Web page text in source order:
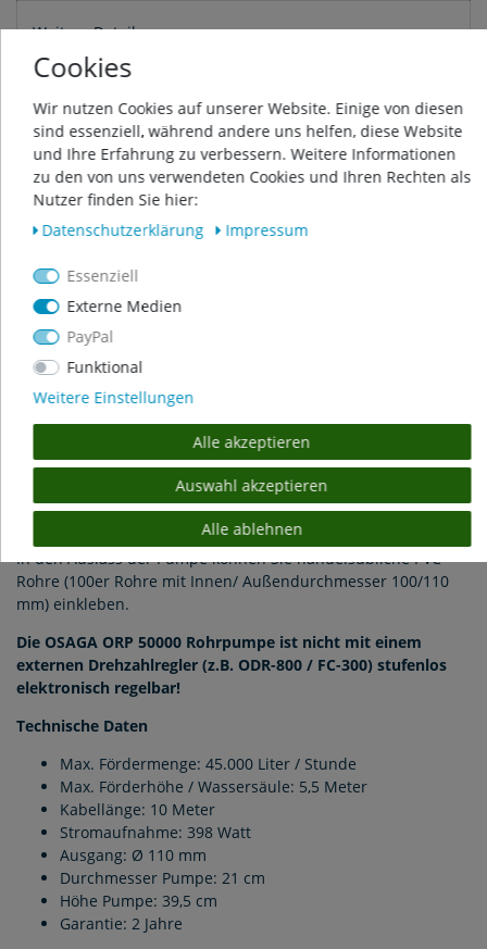
Weitere Details
Rohrpumpe OSAGA ORP 50000
Die OSAGA Rohrpumpen sind für den Einsatz in großen
Teich- und Filteranlagen, Bachläufen und Wasserfällen
Diese leistungsstarken Förderpumpen können überall
eingesetzt werden, wo über eine geringe Höhe große
Wassermengen gefördert werden müssen.
Durch den geringen Energieverbrauch sind diese
Rohrpumpen sehr effizient was das Verhältnis von Leistung
und Stromverbrauch betrifft.
Die OSAGA ORP-Rohrpumpen sind mit einem Tauchmotor
ausgestattet und da dieser immer im Wasser liegt ist eine
optimale Kühlung gewährleistet, eine Überhitzung durch den
Dauerbetrieb wird dadurch vorgebeugt.
In den Auslass der Pumpe können Sie handelsübliche PVC-
Rohre (100er Rohre mit Innen/ Außendurchmesser 100/110
mm) einkleben.
Die OSAGA ORP 50000 Rohrpumpe ist nicht mit einem
externen Drehzahlregler (z.B. ODR-800 / FC-300) stufenlos
elektronisch regelbar!
Technische Daten
Max. Fördermenge: 45.000 Liter / Stunde
Max. Förderhöhe / Wassersäule: 5,5 Meter
Kabellänge: 10 Meter
Stromaufnahme: 398 Watt
Ausgang: Ø 110 mm
Durchmesser Pumpe: 21 cm
Höhe Pumpe: 39,5 cm
Garantie: 2 Jahre
Cookies
Wir nutzen Cookies auf unserer Website. Einige von diesen
sind essenziell, während andere uns helfen, diese Website
und Ihre Erfahrung zu verbessern. Weitere Informationen
zu den von uns verwendeten Cookies und Ihren Rechten als
Nutzer finden Sie hier:
Daten­schutz­erklärung
Impressum
Essenziell
Externe Medien
PayPal
Funktional
Weitere Einstellungen
Alle akzeptieren
Auswahl akzeptieren
Alle ablehnen